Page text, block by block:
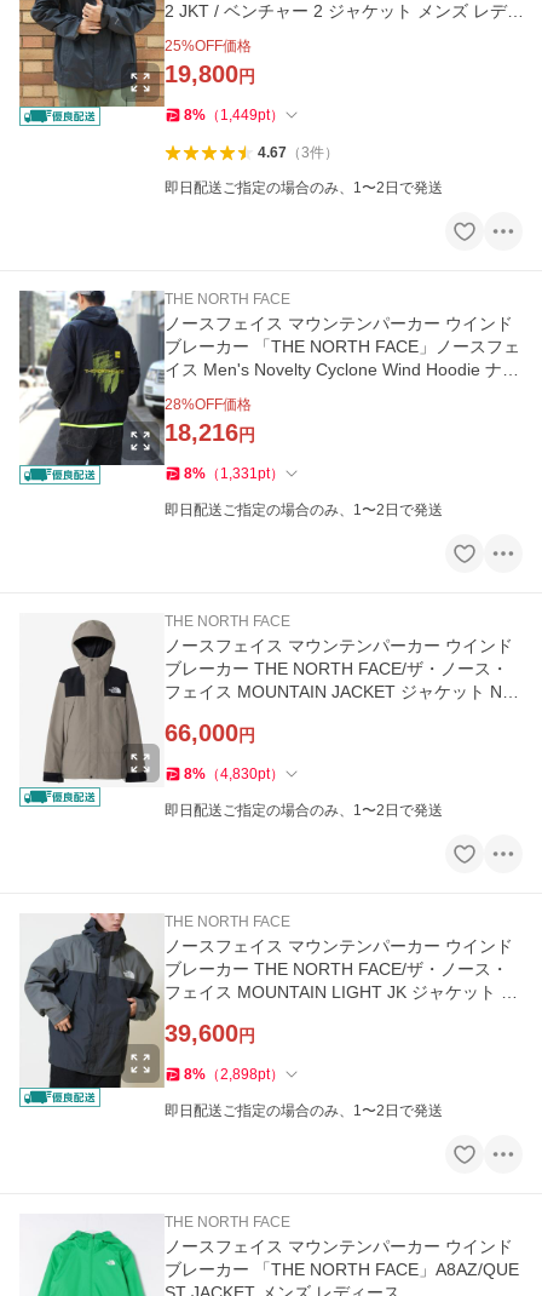
2 JKT / ベンチャー 2 ジャケット メンズ レデ
25%OFF価格
19,800円
8% （ 1,449pt）
4.67（3件）
即日配送ご指定の場合のみ、1〜2日で発送
THE NORTH FACE
ノースフェイス マウンテンパーカー ウインド
ブレーカー 「THE NORTH FACE」ノースフェ
イス Men's Novelty Cyclone Wind Hoodie ナイ
28%OFF価格
18,216円
8% （ 1,331pt）
即日配送ご指定の場合のみ、1〜2日で発送
THE NORTH FACE
ノースフェイス マウンテンパーカー ウインド
ブレーカー THE NORTH FACE/ザ・ノース・
フェイス MOUNTAIN JACKET ジャケット NP6
66,000円
8% （4,830pt）
即日配送ご指定の場合のみ、1〜2日で発送
THE NORTH FACE
ノースフェイス マウンテンパーカー ウインド
ブレーカー THE NORTH FACE/ザ・ノース・
フェイス MOUNTAIN LIGHT JK ジャケット 防
39,600円
8% （2,898pt）
即日配送ご指定の場合のみ、1〜2日で発送
THE NORTH FACE
ノースフェイス マウンテンパーカー ウインド
ブレーカー 「THE NORTH FACE」A8AZ/QUE